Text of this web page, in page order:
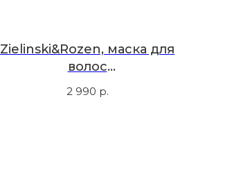
Zielinski&Rozen, маска для
волос
восстанавливающая,
черный перец, ветивер,
2 990 р.